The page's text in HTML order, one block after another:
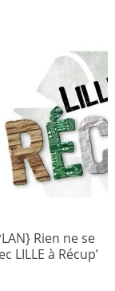
Rien ne se
LILLE à Récup’